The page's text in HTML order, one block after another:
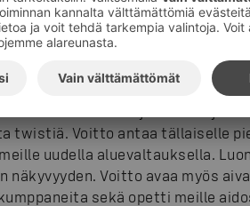
toimii perheyritys Mattila Brosin
perustuotetta, jotka
tuote on jo 65 vuoden ajan ollut
on se meidän juttu ollut jo
twistiä. Voitto antaa tällaiselle
uudella aluevaltauksella.
näkyvyyden. Voitto avaa myös
sekä opetti meille